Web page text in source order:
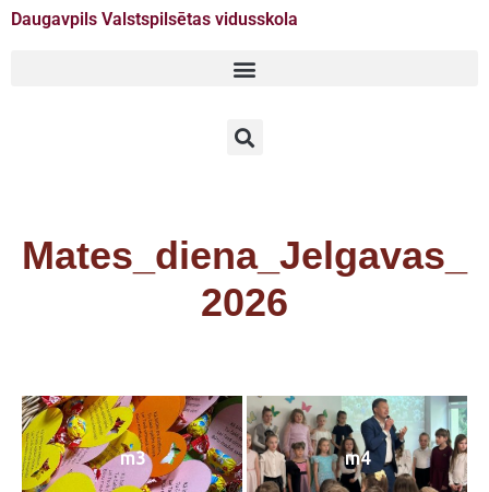
Daugavpils Valstspilsētas vidusskola
Mates_diena_Jelgavas_
2026
m3 m4